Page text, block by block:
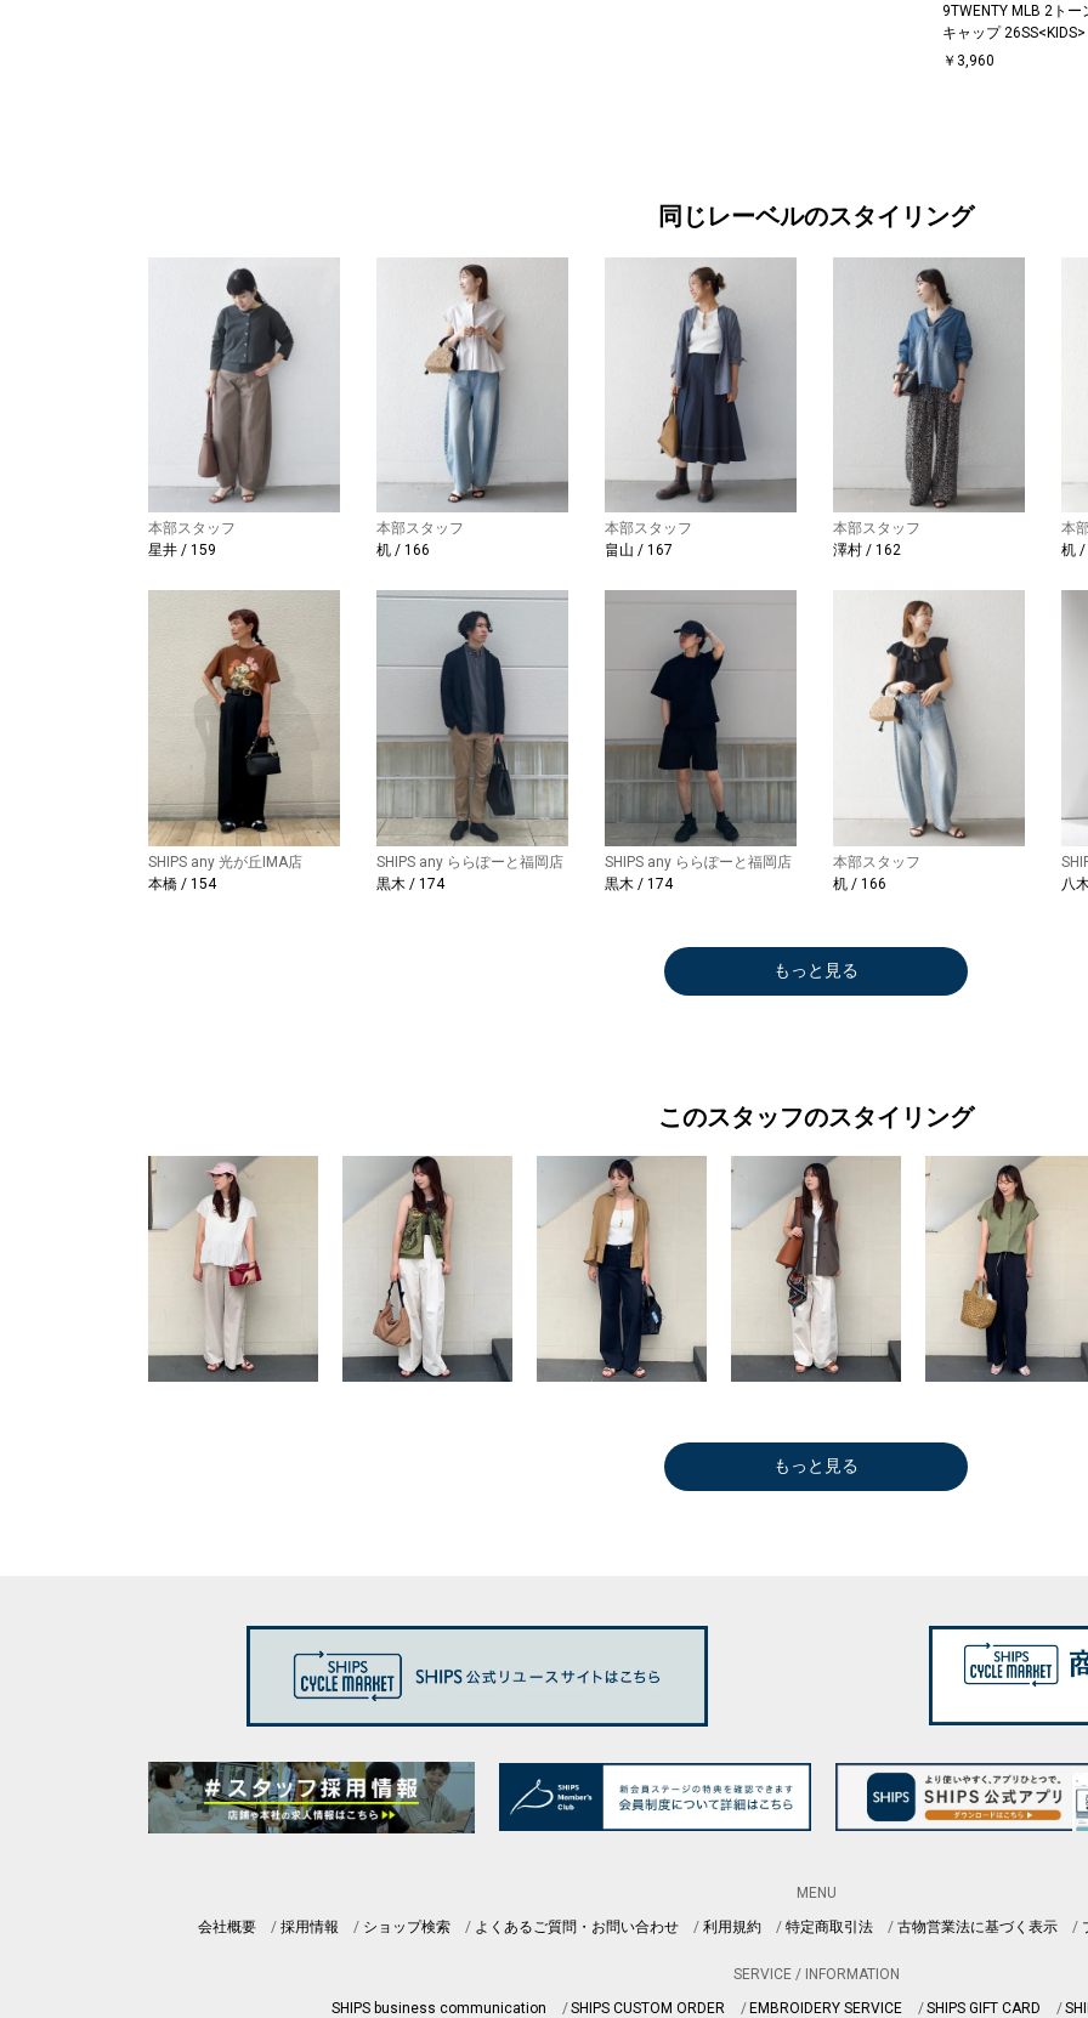
9TWENTY MLB 2トー
キャップ 26SS<KIDS>
￥3,960
同じレーベルのスタイリング
本部スタッフ
星井 / 159
本部スタッフ
机 / 166
本部スタッフ
畠山 / 167
本部スタッフ
澤村 / 162
本
机 /
SHIPS any 光が丘IMA店
本橋 / 154
SHIPS any ららぽーと福岡店
黒木 / 174
SHIPS any ららぽーと福岡店
黒木 / 174
本部スタッフ
机 / 166
八
もっと見る
このスタッフのスタイリング
もっと見る
MENU
会社概要
採用情報 ショップ検索 よくあるご質問・お問い合わせ 利用規約 特定商取引法 古物営業法に基づく表示
SERVICE / INFORMATION
SHIPS business communication
SHIPS CUSTOM ORDER EMBROIDERY SERVICE SHIPS GIFT CARD